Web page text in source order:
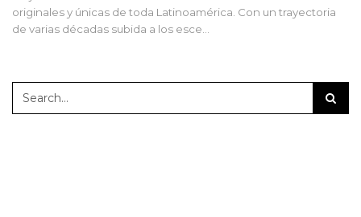
originales y únicas de toda Latinoamérica. Con un trayectoria
de varias décadas subida a los esce…